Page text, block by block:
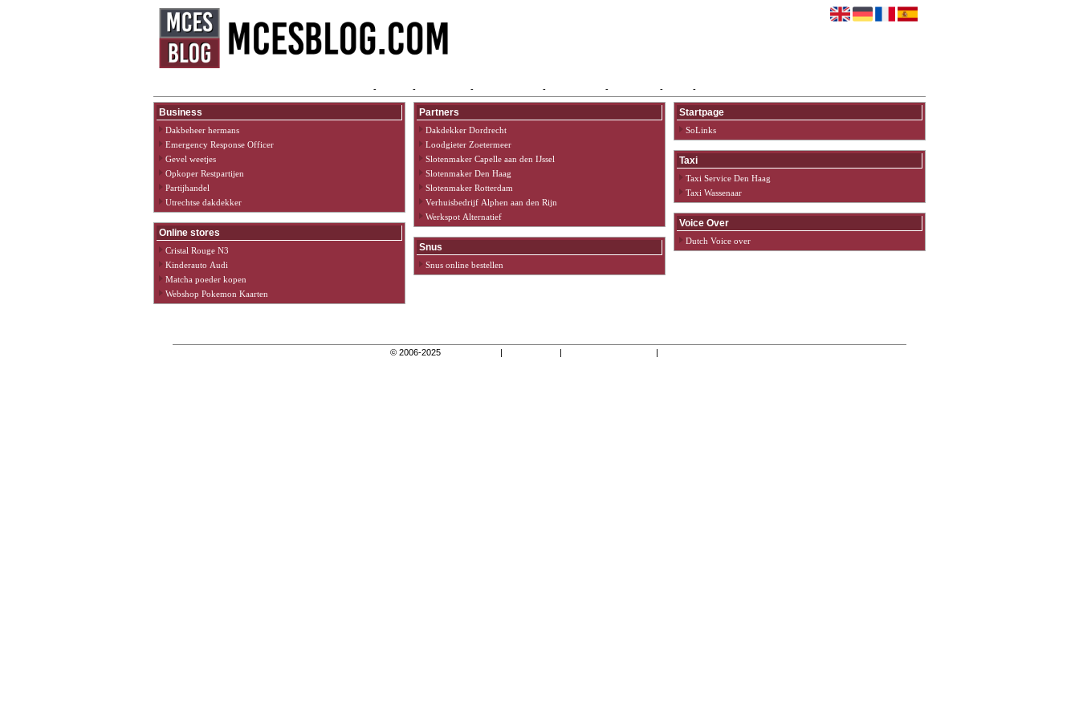
- - - - - - -
Business
Dakbeheer hermans
Emergency Response Officer
Gevel weetjes
Opkoper Restpartijen
Partijhandel
Utrechtse dakdekker
Online stores
Cristal Rouge N3
Kinderauto Audi
Matcha poeder kopen
Webshop Pokemon Kaarten
Partners
Dakdekker Dordrecht
Loodgieter Zoetermeer
Slotenmaker Capelle aan den IJssel
Slotenmaker Den Haag
Slotenmaker Rotterdam
Verhuisbedrijf Alphen aan den Rijn
Werkspot Alternatief
Snus
Snus online bestellen
Startpage
SoLinks
Taxi
Taxi Service Den Haag
Taxi Wassenaar
Voice Over
Dutch Voice over
© 2006-2025 | | |